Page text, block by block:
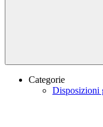
Categorie
Disposizioni